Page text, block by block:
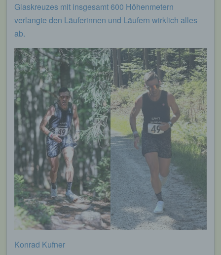
Glaskreuzes mit insgesamt 600 Höhenmetern
verlangte den Läuferinnen und Läufern wirklich alles
ab.
Konrad Kufner
Durch den Einsatz von Cookies kann den Nutzern
dieser Internetseite nutzerfreundlichere Services
bereitstellen, die ohne die Cookie-Setzung nicht
möglich wären.
Mittels eines Cookies können die Informationen
und Angebote auf unserer Internetseite im Sinne
des Benutzers optimiert werden. Cookies
ermöglichen uns, wie bereits erwähnt, die
Benutzer unserer Internetseite wiederzuerkennen.
Zweck dieser Wiedererkennung ist es, den
Nutzern die Verwendung unserer Internetseite zu
erleichtern. Der Benutzer einer Internetseite, die
Cookies verwendet, muss beispielsweise nicht bei
jedem Besuch der Internetseite erneut seine
Zugangsdaten eingeben, weil dies von der
Internetseite und dem auf dem Computersystem
des Benutzers abgelegten Cookie übernommen
wird. Ein weiteres Beispiel ist das Cookie eines
Warenkorbes im Online-Shop. Der Online-Shop
merkt sich die Artikel, die ein Kunde in den
virtuellen Warenkorb gelegt hat, über ein Cookie.
Die betroffene Person kann die Setzung von
Cookies durch unsere Internetseite jederzeit